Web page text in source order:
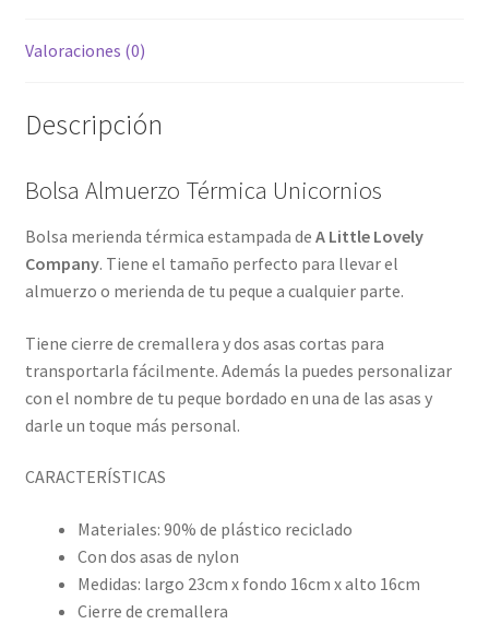
Valoraciones (0)
Descripción
Bolsa Almuerzo Térmica Unicornios
Bolsa merienda térmica estampada de A Little Lovely
Company. Tiene el tamaño perfecto para llevar el
almuerzo o merienda de tu peque a cualquier parte.
Tiene cierre de cremallera y dos asas cortas para
transportarla fácilmente. Además la puedes personalizar
con el nombre de tu peque bordado en una de las asas y
darle un toque más personal.
CARACTERÍSTICAS
Materiales: 90% de plástico reciclado
Con dos asas de nylon
Medidas: largo 23cm x fondo 16cm x alto 16cm
Cierre de cremallera